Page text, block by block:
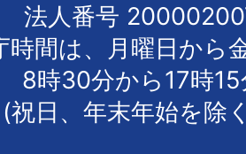
法人番号
時間は、月曜日から
8時30分から17時
(祝日、年末年始を除